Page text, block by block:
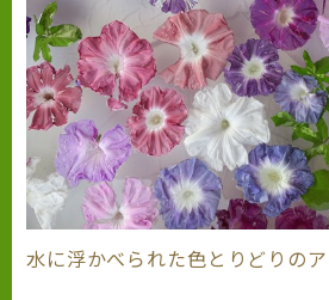
水に浮かべられた色とりどりの